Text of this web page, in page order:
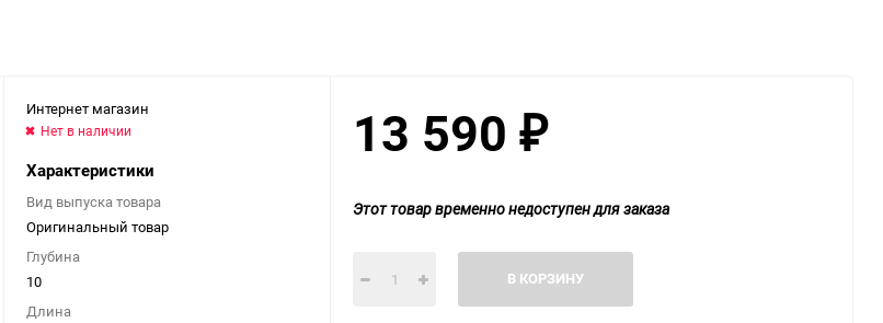
Интернет магазин
Нет в наличии
Характеристики
Вид выпуска товара
Оригинальный товар
Глубина
10
Длина
13 590 ₽
Этот товар временно недоступен для заказа
В КОРЗИНУ